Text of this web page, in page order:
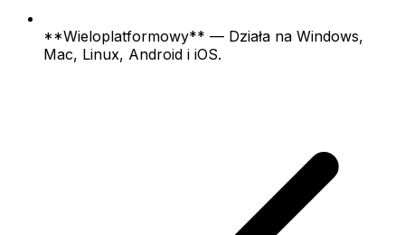
**Wieloplatformowy** — Działa na Windows,
Mac, Linux, Android i iOS.